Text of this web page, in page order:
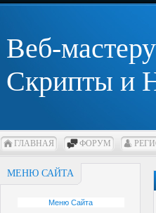
Веб-
Скрипты и
ГЛАВНАЯ ФОРУМ
МЕНЮ САЙТА
Меню Сайта